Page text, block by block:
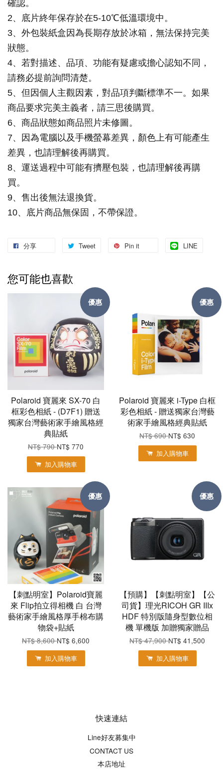
確認。
2、底片終年保存於在5-10℃低溫環境中。
3、外包裝紙盒因為長期存放於冰箱，無法保持完美
狀態。
4、若對描述、品項、功能有疑慮或擔心認知不同，
請務必提前詢問清楚。
5、但因個人主觀因素，對品項判斷標準不一。如果
商品要求完美主義者，請三思後購買。
6、商品狀態如商品照片未修圖。
7、因為電腦以及手機螢幕差異，顏色上有可能產生
差異，也請理解後再購買。
8、運送過程中可能有擠壓包裝，也請理解後再購
買。
9、售出後無法退換貨。
10、底片商品無保固，不帶保證。
分享 Tweet Pin it LINE
您可能也喜歡
優惠
Polaroid 寶麗來 SX-70 白
框彩色相紙 - (D7F1) 贈送
獨家台灣藝術家手繪風格經
典貼紙
NT$ 790NT$ 770
加入購物車
優惠
Polaroid 寶麗來 i-Type 白框
彩色相紙 - 贈送獨家台灣藝
術家手繪風格經典貼紙
NT$ 690NT$ 630
加入購物車
優惠
【刺點明室】Polaroid寶麗
來 Flip拍立得相機 白 台灣
藝術家手繪風格厚手棉布購
物袋+貼紙
NT$ 8,600NT$ 6,600
加入購物車
優惠
【預購】【刺點明室】【公
司貨】理光RICOH GR IIIx
HDF 特別版隨身型數位相
機 單機版 加贈獨家贈品
NT$ 47,900NT$ 41,500
加入購物車
快速連結
Line好友募集中
CONTACT US
本店地址